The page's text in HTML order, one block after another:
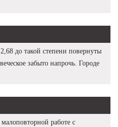
до такой степени повернуты
забыто напрочь. Городе
работе с